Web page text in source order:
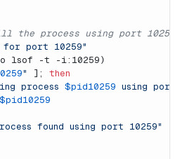
the process using port 10259
for port 10259"
lsof -t -i:10259)
" ]; then
process $pid10259 using port
$pid10259
found using port 10259"